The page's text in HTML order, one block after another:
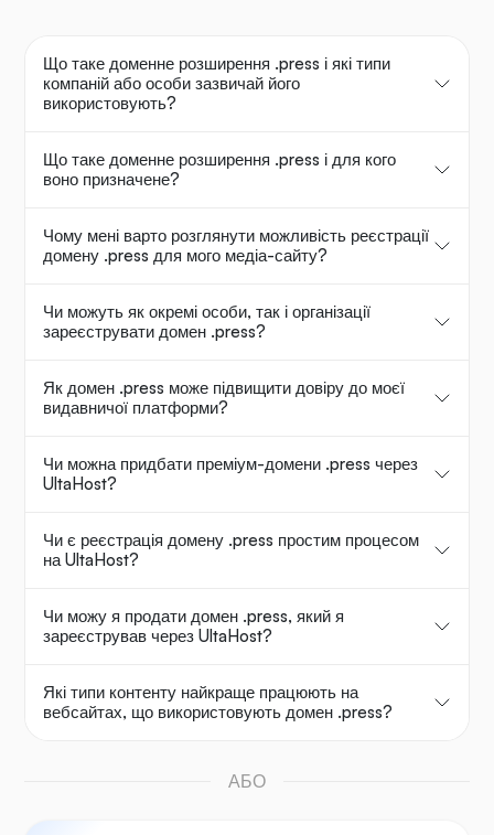
Що таке доменне розширення .press і які типи
компаній або особи зазвичай його
використовують?
Що таке доменне розширення .press і для кого
воно призначене?
Чому мені варто розглянути можливість реєстрації
домену .press для мого медіа-сайту?
Чи можуть як окремі особи, так і організації
зареєструвати домен .press?
Як домен .press може підвищити довіру до моєї
видавничої платформи?
Чи можна придбати преміум-домени .press через
UltaHost?
Чи є реєстрація домену .press простим процесом
на UltaHost?
Чи можу я продати домен .press, який я
зареєстрував через UltaHost?
Які типи контенту найкраще працюють на
вебсайтах, що використовують домен .press?
АБО